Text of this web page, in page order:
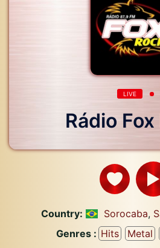
LIVE
Rádio
Country: Sorocaba,
Genres : Hits Metal